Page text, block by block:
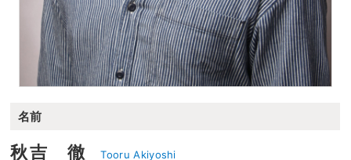
名前
秋吉 徹
Tooru Akiyoshi